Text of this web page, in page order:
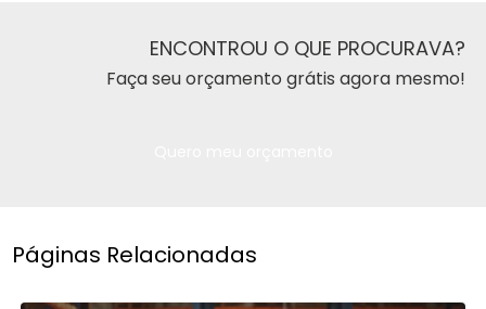
ENCONTROU O QUE PROCURAVA?
Faça seu orçamento grátis agora mesmo!
Páginas Relacionadas